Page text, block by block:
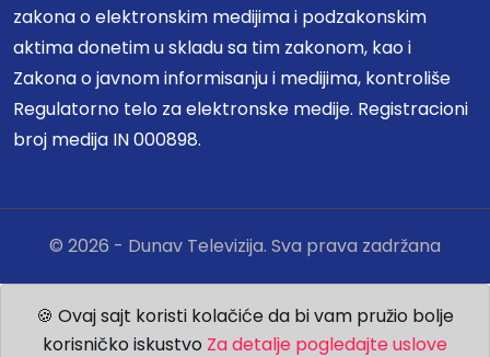
zakona o elektronskim medijima i podzakonskim
aktima donetim u skladu sa tim zakonom, kao i
Zakona o javnom informisanju i medijima, kontroliše
Regulatorno telo za elektronske medije. Registracioni
broj medija IN 000898.
© 2026 - Dunav Televizija. Sva prava zadržana
🍪 Ovaj sajt koristi kolačiće da bi vam pružio bolje
korisničko iskustvo Za detalje pogledajte uslove